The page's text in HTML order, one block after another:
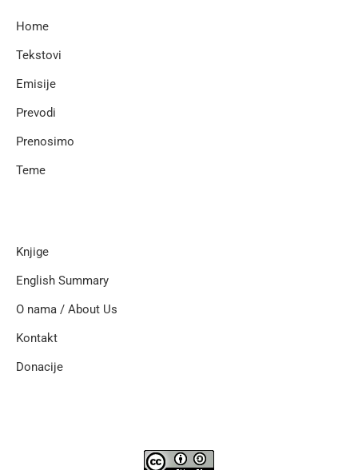
Home
Tekstovi
Emisije
Prevodi
Prenosimo
Teme
Knjige
English Summary
O nama / About Us
Kontakt
Donacije